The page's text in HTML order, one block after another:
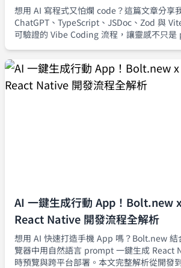
想用 AI 寫程式又怕爛 code？這篇文章分享
ChatGPT、TypeScript、JSDoc、Zod 與
可驗證的 Vibe Coding 流程，讓靈感不只
AI 一鍵生成行動 App！Bolt.new
React Native 開發流程全解析
想用 AI 快速打造手機 App 嗎？Bolt.new 結
覽器中用自然語言 prompt 一鍵生成 React
時預覽與跨平台部署。本文完整解析從開發